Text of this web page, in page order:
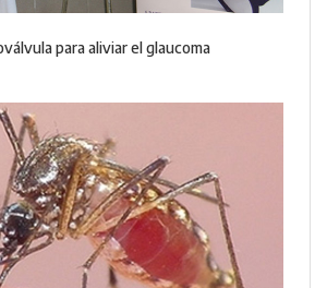
para aliviar el glaucoma